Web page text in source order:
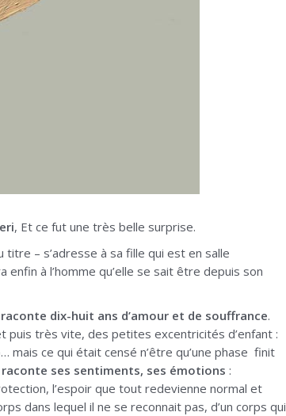
, Et ce fut une très belle surprise.
titre – s’adresse à sa fille qui est en salle
à l’homme qu’elle se sait être depuis son
dix-huit ans d’amour et de souffrance.
puis très vite, des petites excentricités d’enfant :
mais ce qui était censé n’être qu’une phase finit
ses sentiments, ses émotions :
l’espoir que tout redevienne normal et
dans lequel il ne se reconnait pas, d’un corps qui